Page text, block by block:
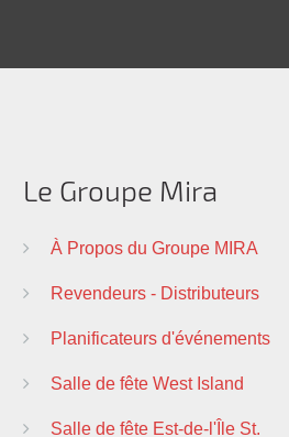
Le Groupe Mira
À Propos du Groupe MIRA
Revendeurs - Distributeurs
Planificateurs d'événements
Salle de fête West Island
Salle de fête Est-de-l'Île St.